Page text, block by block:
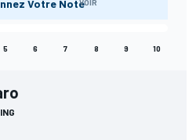
VOIR
Votre Note
5 6 7 8 9 10